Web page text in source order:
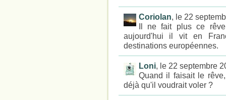
Coriolan, le 22
Il ne fait plus ce
aujourd'hui il vit en
destinations européennes.
Loni, le 22 septembre
Quand il faisait le
déjà qu'il voudrait voler ?